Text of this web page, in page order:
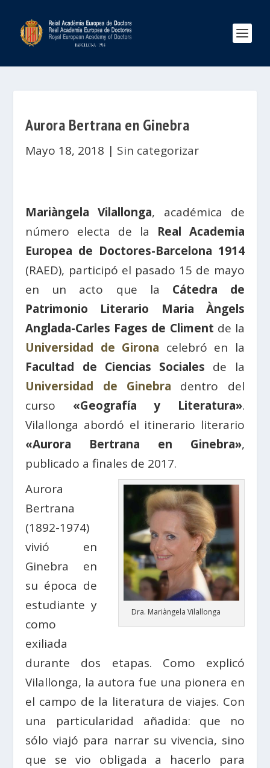
Aurora Bertrana en Ginebra
Mayo 18, 2018 | Sin categorizar
Mariàngela Vilallonga, académica de
número electa de la Real Academia
Europea de Doctores-Barcelona 1914
(RAED), participó el pasado 15 de mayo
en un acto que la Cátedra de
Patrimonio Literario Maria Àngels
Anglada-Carles Fages de Climent de la
Universidad de Girona celebró en la
Facultad de Ciencias Sociales de la
Universidad de Ginebra dentro del
curso «Geografía y Literatura».
Vilallonga abordó el itinerario literario
«Aurora Bertrana en Ginebra»,
publicado a finales de 2017.
Dra. Mariàngela Vilallonga
Aurora
Bertrana
(1892-1974)
vivió en
Ginebra en
su época de
estudiante y
como
exiliada
durante dos etapas. Como explicó
Vilallonga, la autora fue una pionera en
el campo de la literatura de viajes. Con
una particularidad añadida: que no
sólo viajó para narrar su vivencia, sino
que se vio obligada a hacerlo para